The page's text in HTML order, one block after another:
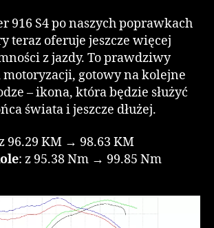
916 S4 po naszych poprawkach
teraz oferuje jeszcze więcej
z jazdy. To prawdziwy
gotowy na kolejne
– ikona, która będzie służyć
świata i jeszcze dłużej.
96.29 KM → 98.63 KM
: z 95.38 Nm → 99.85 Nm